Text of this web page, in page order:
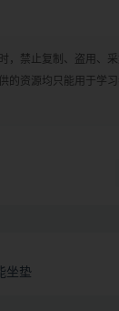
禁止复制、盗用、
的资源均只能用于学
坐垫